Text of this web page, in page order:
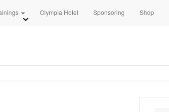
Olympia Hotel Sponsoring Shop